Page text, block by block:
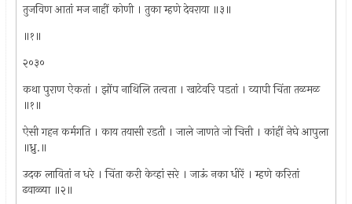
तुजविण आतां मज नाहीं कोणी । तुका म्हणे देवराया ॥३॥
॥१॥
२०३०
कथा पुराण ऐकतां । झोंप नाथिलि तत्वता । खाटेवरि पडतां । व्यापी चिंता तळमळ
॥१॥
ऐसी गहन कर्मगति । काय तयासी रडती । जाले जाणते जो चित्ती । कांहीं नेघे आपुला
॥ध्रु.॥
उदक लावितां न धरे । चिंता करी केव्हां सरे । जाऊं नका धीरें । म्हणे करितां
ढवाळ्या ॥२॥